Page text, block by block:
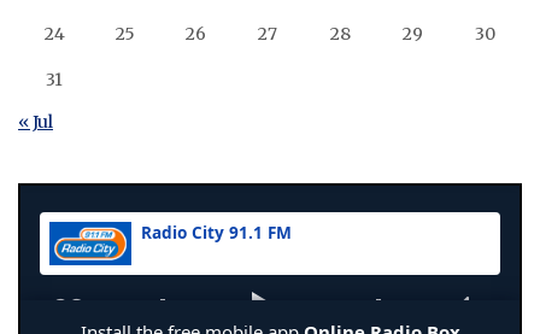
24 25 26 27 28 29 30
31
« Jul